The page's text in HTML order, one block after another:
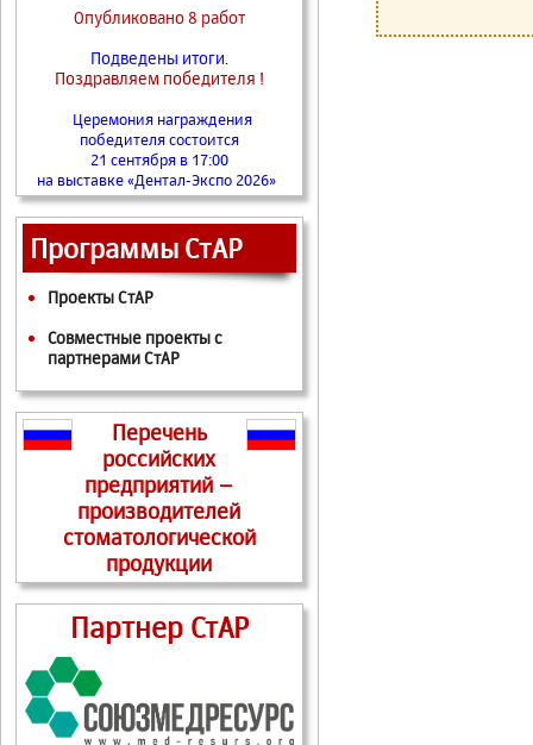
Опубликовано 8 работ
Подведены итоги.
Поздравляем победителя !
Церемония награждения
победителя состоится
21 сентября в 17:00
на выставке «Дентал-Экспо 2026»
Программы СтАР
Проекты СтАР
Совместные проекты с
партнерами СтАР
Перечень
российских
предприятий –
производителей
стоматологической
продукции
Партнер СтАР